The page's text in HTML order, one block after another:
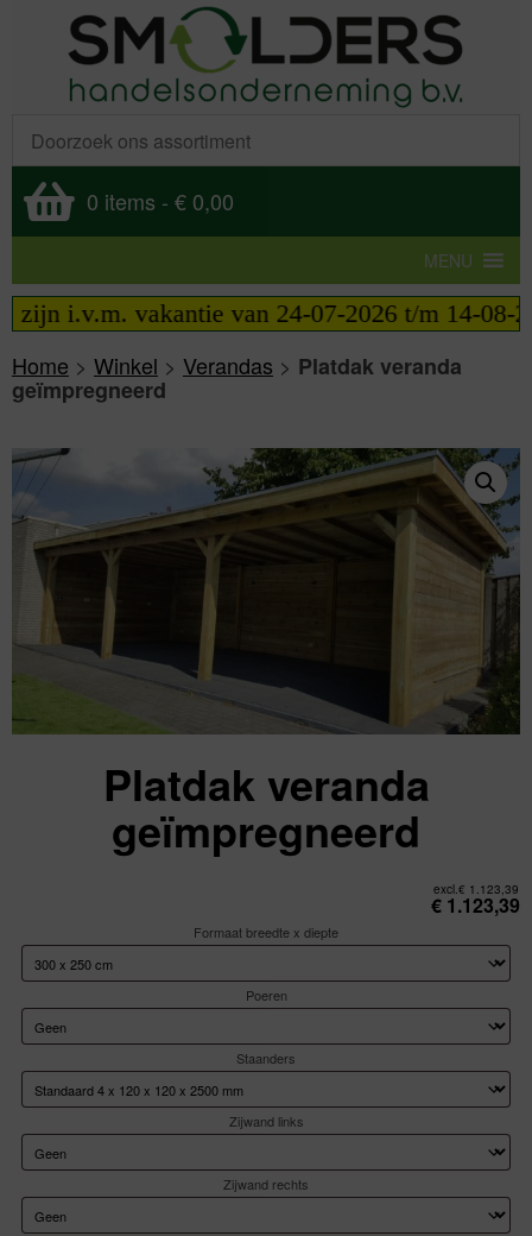
0 items - € 0,00
MENU
vakantie van 24-07-2026 t/m 14-08-
Home > Winkel > Verandas > Platdak veranda
geïmpregneerd
Platdak veranda
geïmpregneerd
excl.€ 1.123,39
€ 1.123,39
Formaat breedte x diepte
Poeren
Staanders
Zijwand links
Zijwand rechts